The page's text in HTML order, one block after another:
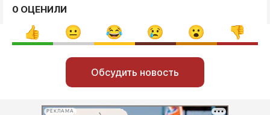
0 ОЦЕНИЛИ
Обсудить новость
РЕКЛАМА